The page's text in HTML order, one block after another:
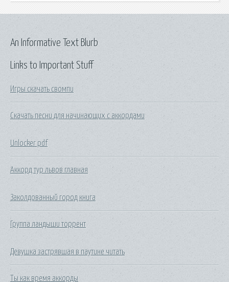
Links to Important Stuff
Игры скачать свомпи
Скачать песни для начинающих с аккордами
Unlocker pdf
Аккорд тур львов главная
Заколдованный город книга
Группа ландыши торрент
Девушка застрявшая в паутине читать
Ты как время аккорды
An Informative Text Blurb